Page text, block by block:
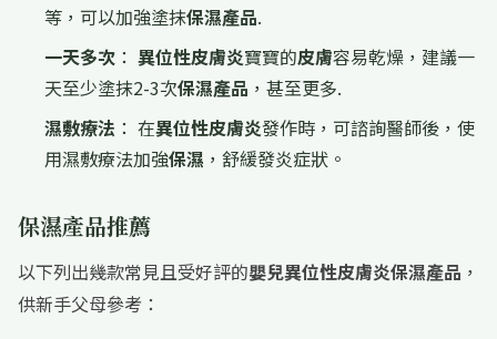
等，可以加強塗抹保濕產品.
一天多次 ： 異位性皮膚炎寶寶的皮膚容易乾燥，建議一
天至少塗抹2-3次保濕產品 ，甚至更多.
濕敷療法 ： 在異位性皮膚炎發作時，可諮詢醫師後，使
用濕敷療法加強保濕 ，舒緩發炎症狀。
保濕產品推薦
以下列出幾款常見且受好評的嬰兒異位性皮膚炎保濕產品 ，
供新手父母參考：